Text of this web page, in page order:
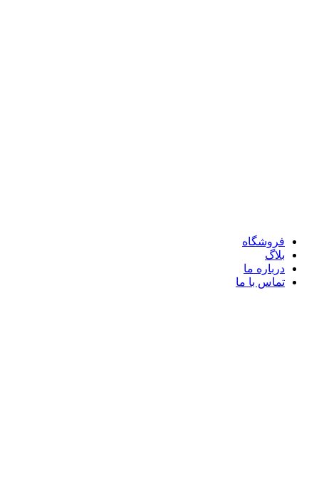
فروشگاه
بلاگ
درباره ما
تماس با ما